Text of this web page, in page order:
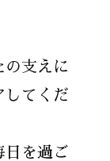
の支えに
してくだ
日を過ご